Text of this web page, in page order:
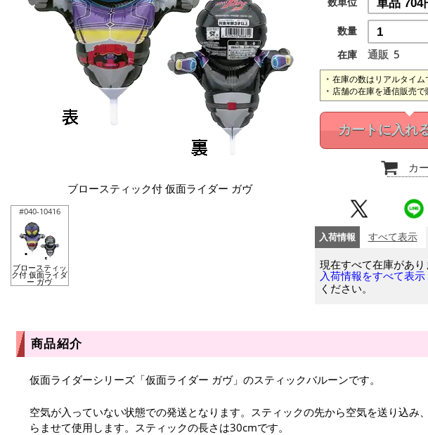
ブロースティック付 仮面ライダー ガヴ
#040-10416
ブロースティッ
ク付 仮面ライダ
ー ガヴ
数量
在庫
通販 5
在庫の数はリアルタイム
店舗の在庫を通信販売で
カートに入れ
カ
入荷情報 すべて表示
現在すべて在庫があり
入荷情報をすべて表示
ください。
商品紹介
仮面ライダーシリーズ「仮面ライダー ガヴ」のスティックバルーンです。
空気が入っていない状態での発送となります。スティックの先から空気を送り込み
らませて使用します。スティックの長さは30cmです。